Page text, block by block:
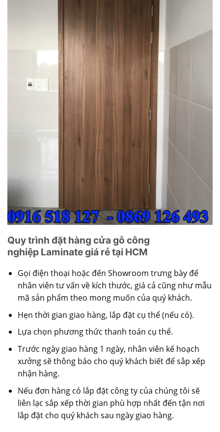
Quy trình đặt hàng cửa gỗ công
nghiệp Laminate giá rẻ tại HCM
Gọi điện thoại hoặc đến Showroom trưng bày để
nhân viên tư vấn về kích thước, giá cả cũng như mẫu
mã sản phẩm theo mong muốn của quý khách.
Hẹn thời gian giao hàng, lắp đặt cụ thể (nếu có).
Lựa chọn phương thức thanh toán cụ thể.
Trước ngày giao hàng 1 ngày, nhân viên kế hoạch
xưởng sẽ thông báo cho quý khách biết để sắp xếp
nhận hàng.
Nếu đơn hàng có lắp đặt công ty của chúng tôi sẽ
liên lạc sắp xếp thời gian phù hợp nhất đến tận nơi
lắp đặt cho quý khách sau ngày giao hàng.